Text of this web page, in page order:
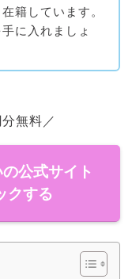
籍しています。
に入れましょ
無料／
公式サイト
クする